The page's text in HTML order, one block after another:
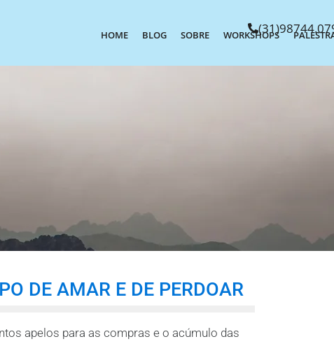
HOME BLOG SOBRE WORKSHOPS
DE AMAR E DE PERDOAR
apelos para as compras e o acúmulo das